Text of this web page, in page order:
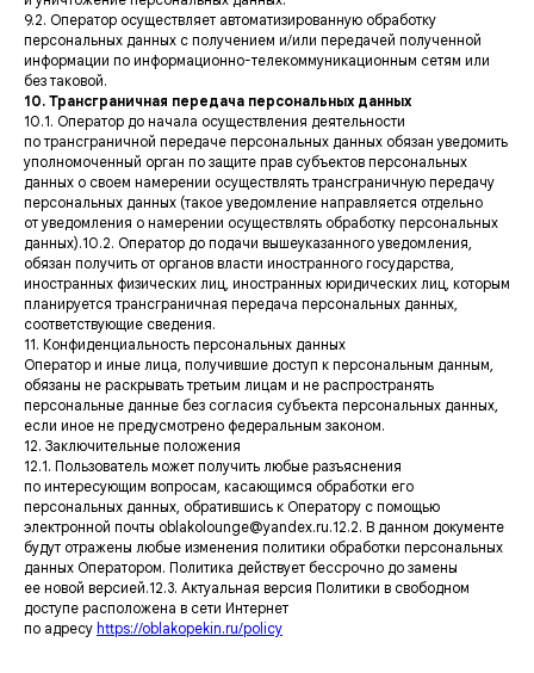
9.2. Оператор осуществляет автоматизированную обработку
персональных данных с получением и/или передачей полученной
информации по информационно-телекоммуникационным сетям или
без таковой.
10. Трансграничная передача персональных данных
10.1. Оператор до начала осуществления деятельности
по трансграничной передаче персональных данных обязан уведомить
уполномоченный орган по защите прав субъектов персональных
данных о своем намерении осуществлять трансграничную передачу
персональных данных (такое уведомление направляется отдельно
от уведомления о намерении осуществлять обработку персональных
данных).10.2. Оператор до подачи вышеуказанного уведомления,
обязан получить от органов власти иностранного государства,
иностранных физических лиц, иностранных юридических лиц, которым
планируется трансграничная передача персональных данных,
соответствующие сведения.
11. Конфиденциальность персональных данных
Оператор и иные лица, получившие доступ к персональным данным,
обязаны не раскрывать третьим лицам и не распространять
персональные данные без согласия субъекта персональных данных,
если иное не предусмотрено федеральным законом.
12. Заключительные положения
12.1. Пользователь может получить любые разъяснения
по интересующим вопросам, касающимся обработки его
персональных данных, обратившись к Оператору с помощью
электронной почты oblakolounge@yandex.ru.12.2. В данном документе
будут отражены любые изменения политики обработки персональных
данных Оператором. Политика действует бессрочно до замены
ее новой версией.12.3. Актуальная версия Политики в свободном
доступе расположена в сети Интернет
по адресу https://oblakopekin.ru/policy